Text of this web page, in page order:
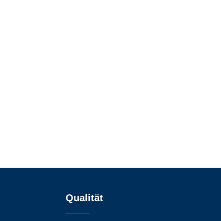
Qualität